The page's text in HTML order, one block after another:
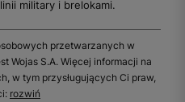
military i brelokami.
przetwarzanych w
Wojas S.A. Więcej informacji na
w tym przysługujących Ci praw,
rozwiń